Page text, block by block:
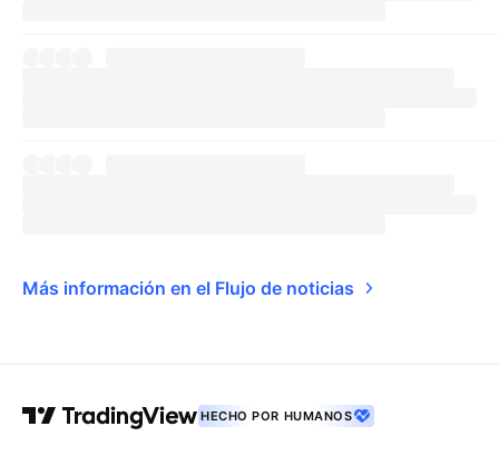
Más información en el Flujo de noticias
HECHO POR HUMANOS